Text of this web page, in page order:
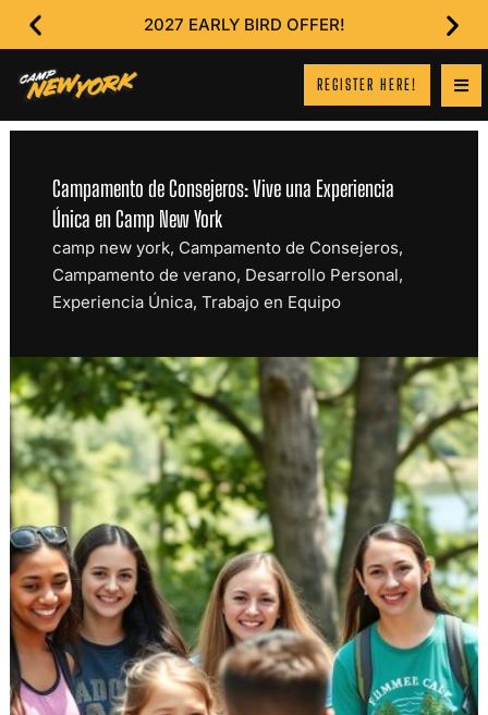
2027 EARLY BIRD OFFER!
REGISTER HERE!
Campamento de Consejeros: Vive una Experiencia
Única en Camp New York
camp new york, Campamento de Consejeros,
Campamento de verano, Desarrollo Personal,
Experiencia Única, Trabajo en Equipo